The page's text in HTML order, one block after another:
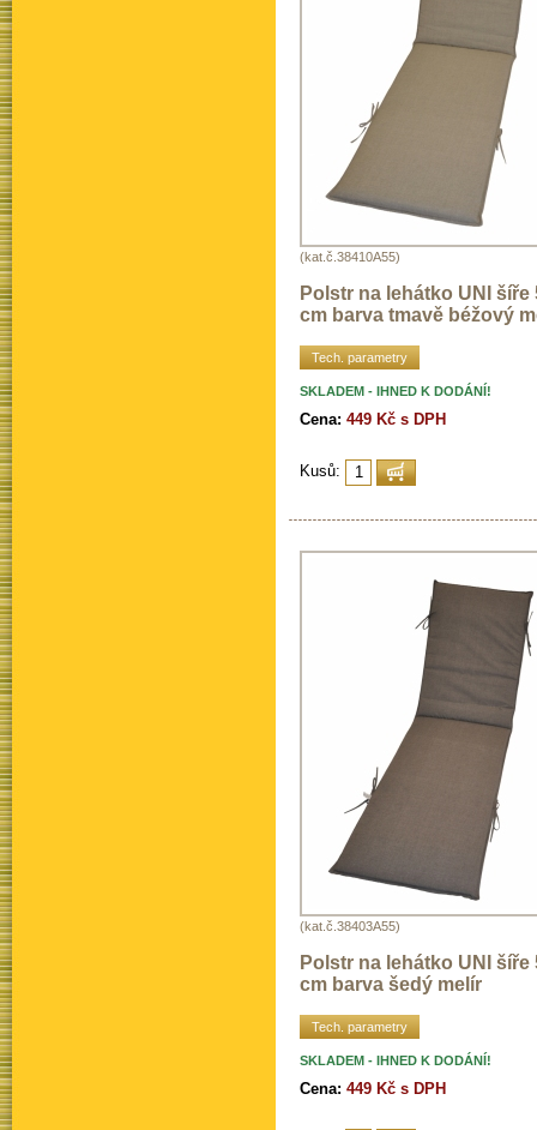
(kat.č.38410A55)
Polstr na lehátko UNI šíře
cm barva tmavě béžový
Tech. parametry
SKLADEM - IHNED K DODÁNÍ!
Cena: 449 Kč s DPH
Kusů:
(kat.č.38403A55)
Polstr na lehátko UNI šíře
cm barva šedý melír
Tech. parametry
SKLADEM - IHNED K DODÁNÍ!
Cena: 449 Kč s DPH